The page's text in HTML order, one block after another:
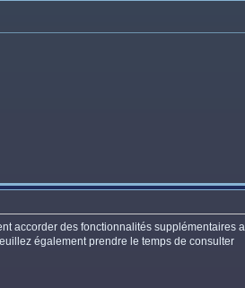
accorder des fonctionnalités supplémentaires
également prendre le temps de consulter